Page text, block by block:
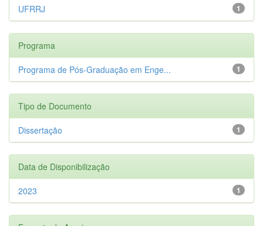
1
UFRRJ
Programa
1
Programa de Pós-Graduação em Enge...
Tipo de Documento
1
Dissertação
Data de Disponibilização
1
2023